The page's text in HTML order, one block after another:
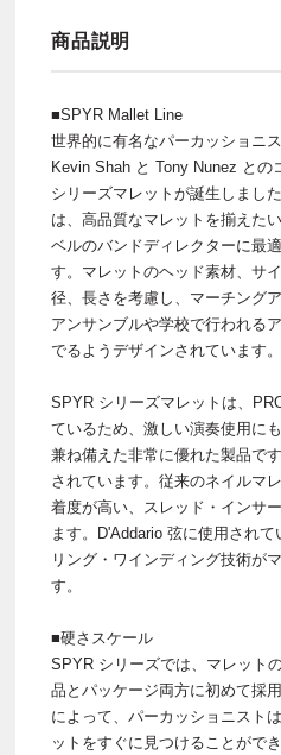
商品説明
■SPYR Mallet Line
世界的に有名なパーカッショニ
Kevin Shah と Tony Nunez と
シリーズマレットが誕生しまし
は、高品質なマレットを揃えた
ベルのバンドディレクターに最
す。マレットのヘッド素材、サ
径、長さを考慮し、マーチング
アンサンブルや学校で行われる
でるようデザインされています。
SPYR シリーズマレットは、
ているため、激しい演奏使用に
兼ね備えた非常に優れた製品で
されています。従来のネイルマ
着度が高い、スレッド・インサ
ます。D'Addario 弦に使用され
リング・ワインディング技術が
す。
■硬さスケール
SPYR シリーズでは、マレット
品とパッケージ両方に初めて採
によって、パーカッショニスト
ットをすぐに見つけることができ